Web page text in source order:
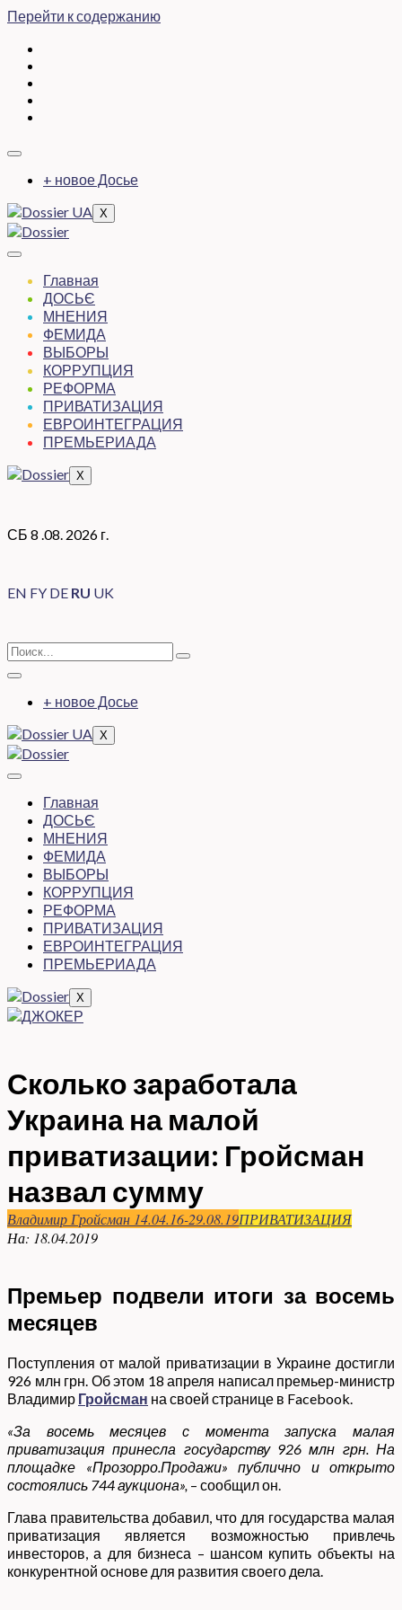
Перейти к содержанию
+ новое Досье
X
Главная
ДОСЬЄ
МНЕНИЯ
ФЕМИДА
ВЫБОРЫ
КОРРУПЦИЯ
РЕФОРМА
ПРИВАТИЗАЦИЯ
ЕВРОИНТЕГРАЦИЯ
ПРЕМЬЕРИАДА
X
СБ 8 .08. 2026 г.
EN FY DE RU UK
+ новое Досье
X
Главная
ДОСЬЄ
МНЕНИЯ
ФЕМИДА
ВЫБОРЫ
КОРРУПЦИЯ
РЕФОРМА
ПРИВАТИЗАЦИЯ
ЕВРОИНТЕГРАЦИЯ
ПРЕМЬЕРИАДА
X
Сколько заработала
Украина на малой
приватизации: Гройсман
назвал сумму
Владимир Гройсман 14.04.16-29.08.19ПРИВАТИЗАЦИЯ
На: 18.04.2019
Премьер подвели итоги за восемь
месяцев
Поступления от малой приватизации в Украине достигли
926 млн грн. Об этом 18 апреля написал премьер-министр
Владимир Гройсман на своей странице в Facebook.
«За восемь месяцев с момента запуска малая
приватизация принесла государству 926 млн грн. На
площадке «Прозорро.Продажи» публично и открыто
состоялись 744 аукциона», – сообщил он.
Глава правительства добавил, что для государства малая
приватизация является возможностью привлечь
инвесторов, а для бизнеса – шансом купить объекты на
конкурентной основе для развития своего дела.